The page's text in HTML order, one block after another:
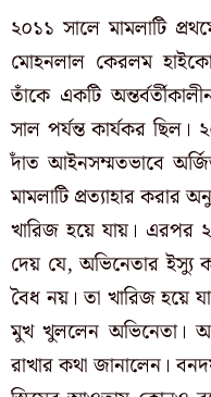
২০১১ সালে মামলাটি
মোহনলাল কেরলম
তাঁকে একটি
সাল পর্যন্ত কার্যকর
দাঁত আইনসম্মতভাবে
মামলাটি প্রত্যাহার
খারিজ হয়ে যায়। এরপর
দেয় যে, অভিনেতার ইস্যু
বৈধ নয়। তা খারিজ হয়ে
মুখ খুললেন অভিনেতা।
রাখার কথা জানালেন।